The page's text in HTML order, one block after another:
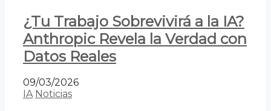
¿Tu Trabajo Sobrevivirá a la IA?
Anthropic Revela la Verdad con
Datos Reales
09/03/2026
IA Noticias